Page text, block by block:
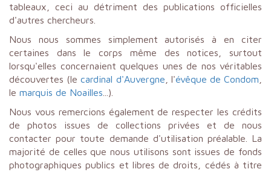
tableaux, ceci au détriment des publications officielles
d'autres chercheurs.
Nous nous sommes simplement autorisés à en citer
certaines dans le corps même des notices, surtout
lorsqu'elles concernaient quelques unes de nos véritables
découvertes (lecardinal d'Auvergne , l'évêque de Condom
le marquis de Noailles ...).
Nous vous remercions également de respecter les crédits
de photos issues de collections privées et de nous
contacter pour toute demande d'utilisation préalable. La
majorité de celles que nous utilisons sont issues de fonds
photographiques publics et libres de droits, cédés à titre